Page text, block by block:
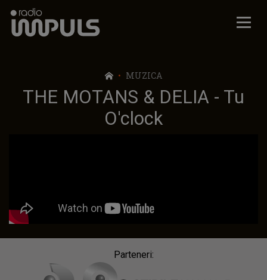
Radio Impuls
MUZICA
THE MOTANS & DELIA - Tu
O'clock
Parteneri: